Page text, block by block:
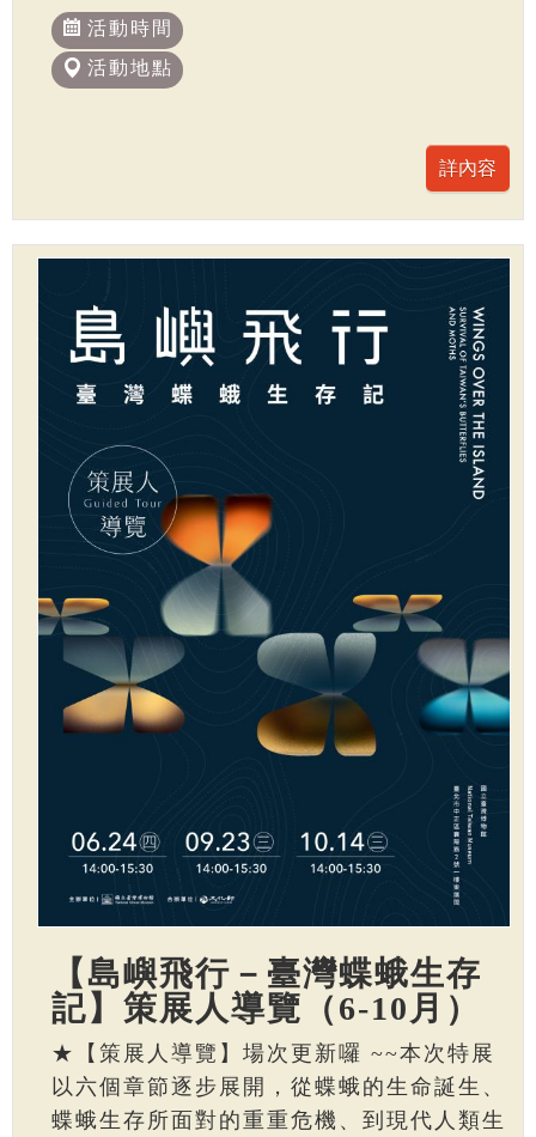
活動時間
活動地點
【島嶼飛行－臺灣蝶蛾生存
記】策展人導覽（6-10月）
★【策展人導覽】場次更新囉 ~~本次特展
以六個章節逐步展開，從蝶蛾的生命誕生、
蝶蛾生存所面對的重重危機、到現代人類生